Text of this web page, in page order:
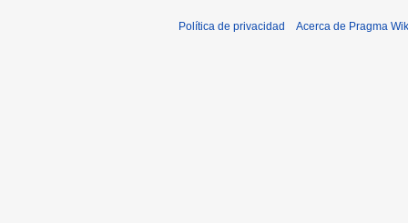
Política de privacidad Acerca de Pragma